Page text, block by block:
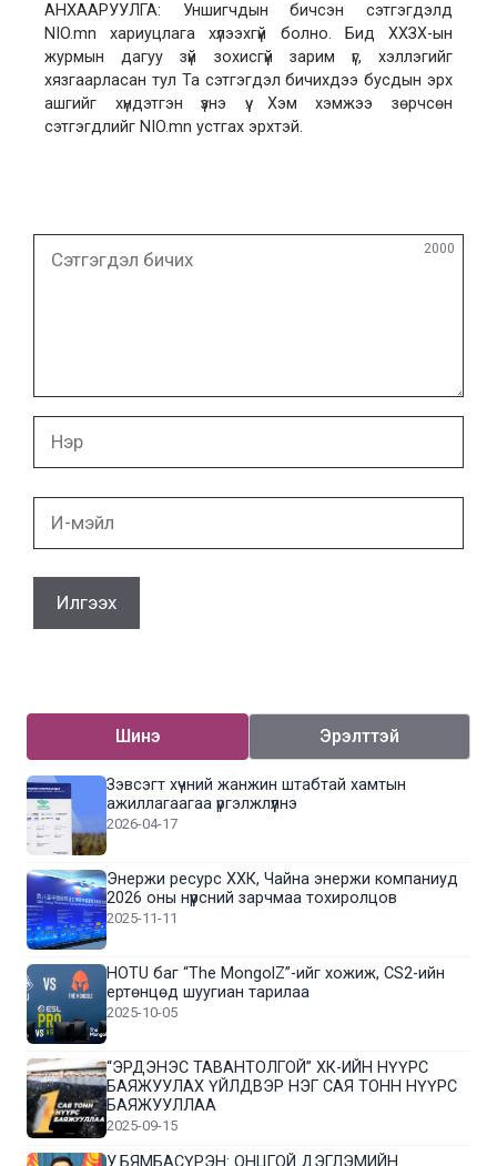
АНХААРУУЛГА: Уншигчдын бичсэн сэтгэгдэлд
NIO.mn хариуцлага хүлээхгүй болно. Бид ХХЗХ-ын
журмын дагуу зүй зохисгүй зарим үг, хэллэгийг
хязгаарласан тул Та сэтгэгдэл бичихдээ бусдын эрх
ашгийг хүндэтгэн үзнэ үү. Хэм хэмжээ зөрчсөн
сэтгэгдлийг NIO.mn устгах эрхтэй.
2000
мэйл
Шинэ Эрэлттэй
Зэвсэгт хүчний жанжин штабтай хамтын
ажиллагаагаа үргэлжлүүлнэ
2026-04-17
Энержи ресурс ХХК, Чайна энержи компаниуд
2026 оны нүүрсний зарчмаа тохиролцов
2025-11-11
HOTU баг “The MongolZ”-ийг хожиж, CS2-ийн
ертөнцөд шуугиан тарилаа
2025-10-05
“ЭРДЭНЭС ТАВАНТОЛГОЙ” ХК-ИЙН НҮҮРС
БАЯЖУУЛАХ ҮЙЛДВЭР НЭГ САЯ ТОНН НҮҮРС
БАЯЖУУЛЛАА
2025-09-15